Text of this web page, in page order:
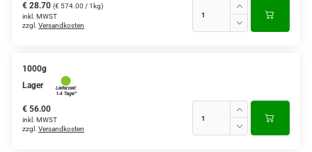
€ 28.70 (€ 574.00 / 1kg)
inkl. MWST
zzgl. Versandkosten
1000g
Lager
€ 56.00
inkl. MWST
zzgl. Versandkosten